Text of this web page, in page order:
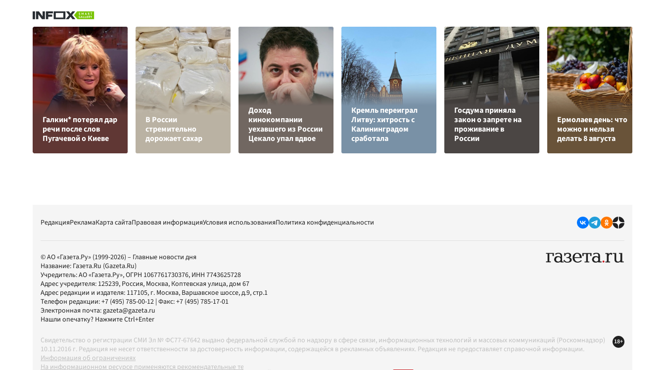
Галкин* потерял дар
речи после слов
Пугачевой о Киеве
В России
стремительно
дорожает сахар
Доход
кинокомпании
уехавшего из России
Цекало упал вдвое
Кремль переиграл
Литву: хитрость с
Калининградом
сработала
Госдума приняла
закон о запрете на
проживание в
России
Ермолаев день: что
можно и нельзя
делать 8 августа
РедакцияРекламаКарта сайтаПравовая информацияУсловия использованияПолитика конфиденциальности
© АО «Газета.Ру» (1999-2026) – Главные новости дня
Название: Газета.Ru (Gazeta.Ru)
Учредитель:АО «Газета.Ру», ОГРН 1067761730376, ИНН 7743625728
Адрес учредителя: 125239, Россия, Москва, Коптевская улица, дом 67
Адрес редакции и издателя: 117105, г. Москва, Варшавское шоссе, д.9, стр.1
Телефон редакции:+7 (495) 785-00-12 | Факс:+7 (495) 785-17-01
Электронная почта:gazeta@gazeta.ru
Нашли опечатку? Нажмите Ctrl+Enter
Свидетельство о регистрации СМИ Эл № ФС77-67642 выдано федеральной службой по надзору в сфере связи, информационных технологий и массовых коммуникаций (Роскомнадзор)
10.11.2016 г. Редакция не несет ответственности за достоверность информации, содержащейся в рекламных объявлениях. Редакция не предоставляет справочной информации.
Информация об ограничениях
На информационном ресурсе применяются рекомендательные технологии в соответствии с Правилами
18+